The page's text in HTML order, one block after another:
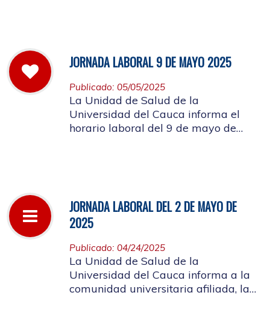
JORNADA LABORAL 9 DE MAYO 2025
Publicado: 05/05/2025
La Unidad de Salud de la
Universidad del Cauca informa el
horario laboral del 9 de mayo de
JORNADA LABORAL DEL 2 DE MAYO DE
2025
Publicado: 04/24/2025
La Unidad de Salud de la
Universidad del Cauca informa a la
comunidad universitaria afiliada, la